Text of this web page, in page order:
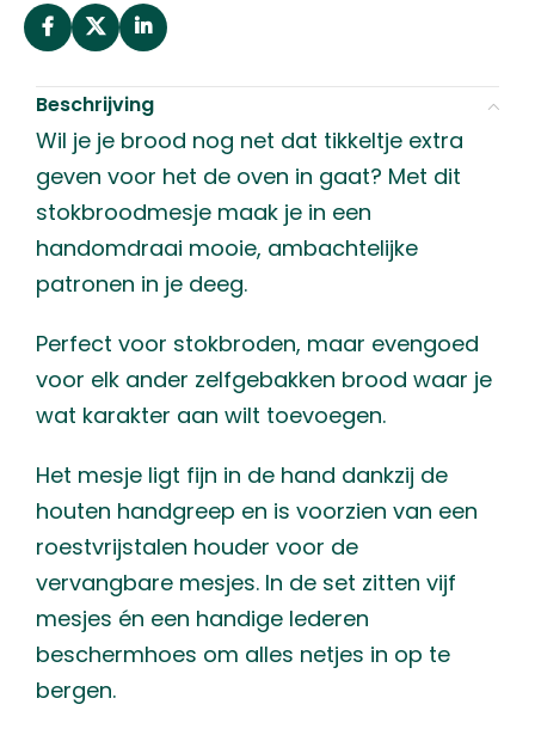
Beschrijving
Wil je je brood nog net dat tikkeltje extra
geven voor het de oven in gaat? Met dit
stokbroodmesje maak je in een
handomdraai mooie, ambachtelijke
patronen in je deeg.
Perfect voor stokbroden, maar evengoed
voor elk ander zelfgebakken brood waar je
wat karakter aan wilt toevoegen.
Het mesje ligt fijn in de hand dankzij de
houten handgreep en is voorzien van een
roestvrijstalen houder voor de
vervangbare mesjes. In de set zitten vijf
mesjes én een handige lederen
beschermhoes om alles netjes in op te
bergen.